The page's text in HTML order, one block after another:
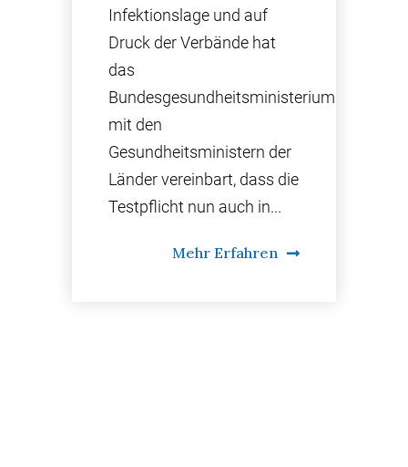
Infektionslage und auf
Druck der Verbände hat
das
Bundesgesundheitsministerium
mit den
Gesundheitsministern der
Länder vereinbart, dass die
Testpflicht nun auch in...
Mehr Erfahren